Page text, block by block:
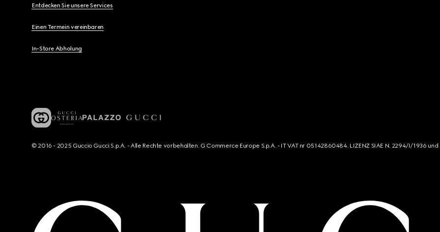
Entdecken Sie unsere Services
Einen Termein vereinbaren
In-Store Abholung
© 2016 - 2025 Guccio Gucci S.p.A. - Alle Rechte vorbehalten. G Commerce Europe S.p.A. - IT VAT nr 05142860484. LIZENZ SIAE N. 2294/I/1936